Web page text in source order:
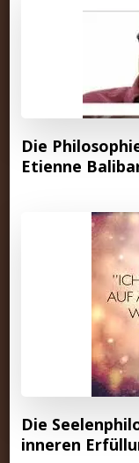
Die
Etienne
Die
inneren